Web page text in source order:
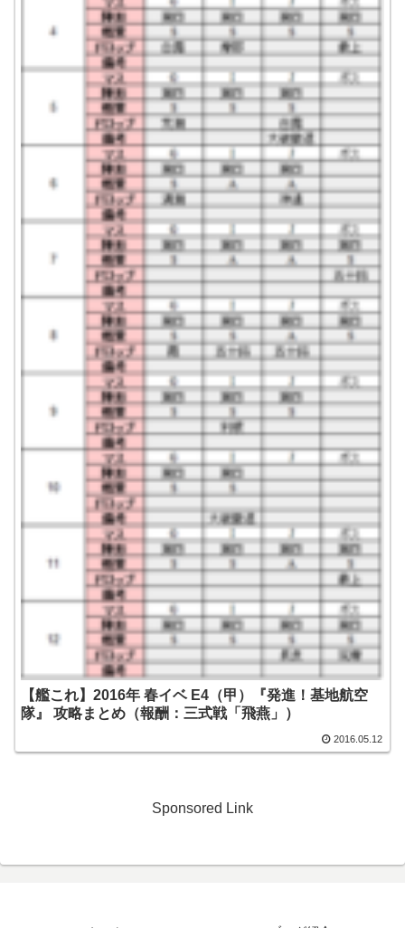
【艦これ】2016年 春イベ E4（甲）『発進！基地航空
隊』 攻略まとめ（報酬：三式戦「飛燕」）
2016.05.12
Sponsored Link